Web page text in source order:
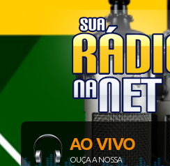
AO VIVO
OUÇA A NOSSA